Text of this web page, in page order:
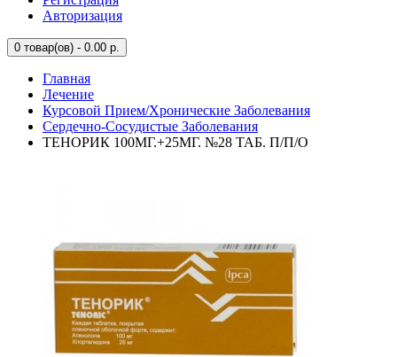
Авторизация
0 товар(ов) - 0.00 р.
Главная
Лечение
Курсовой Прием/Хронические Заболевания
Сердечно-Сосудистые Заболевания
ТЕНОРИК 100МГ.+25МГ. №28 ТАБ. П/П/О